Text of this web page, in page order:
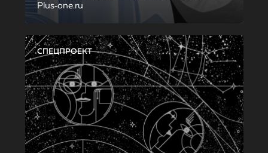
Plus‑one.ru
СПЕЦПРОЕКТ